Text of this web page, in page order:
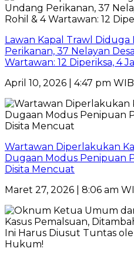
Lawan Kapal Trawl
Perikanan, 37 Nelayan
Wartawan: 12 Diperiksa, 4
April 10, 2026 | 4:47 pm WIB
Wartawan Diperlakukan
Dugaan Modus Penipuan
Disita Mencuat
Maret 27, 2026 | 8:06 am